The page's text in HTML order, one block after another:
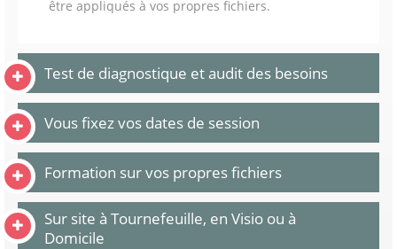
être appliqués à vos propres fichiers.
Test de diagnostique et audit des besoins
Vous fixez vos dates de session
Formation sur vos propres fichiers
Sur site à Tournefeuille, en Visio ou à
Domicile